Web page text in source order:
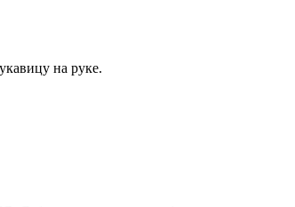
на руке.